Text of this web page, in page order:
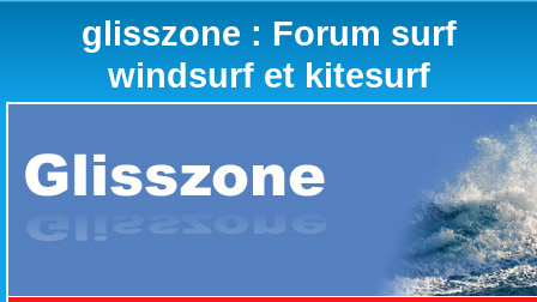
glisszone : Forum surf
windsurf et kitesurf